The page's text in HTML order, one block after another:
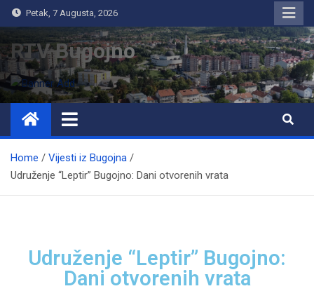
Petak, 7 Augusta, 2026
RTV Bugojno
Home
Vijesti iz Bugojna
Udruženje “Leptir” Bugojno: Dani otvorenih vrata
Udruženje “Leptir” Bugojno:
Dani otvorenih vrata